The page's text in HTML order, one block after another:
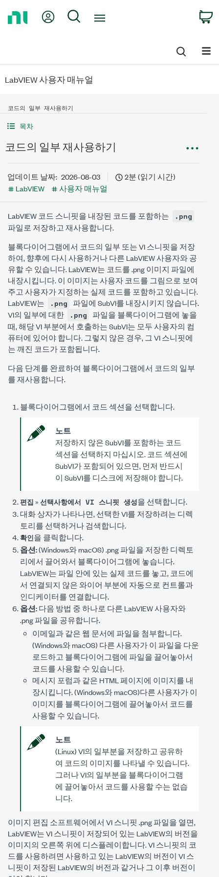
My Account
Search
LabVIEW 사용자 매뉴얼
코드의 일부 재사용하기
목차
코드의 일부 재사용하기
업데이트 날짜: 2026-08-03
2분 (읽기 시간)
LabVIEW
사용자 매뉴얼
LabVIEW 코드 스니핏을 내장된 코드를 포함하는
.png
파일로 저장하고 재사용합니다.
블록다이어그램에서 코드의 일부 또는 VI 스니핏을 저장
하여, 향후에 다시 사용하거나 다른 LabVIEW 사용자와 공
유할 수 있습니다. LabVIEW는 코드를.png이미지 파일에
내장시킵니다. 이 이미지는 사용자 코드를 그림으로 보여
주고 사용자가 지정하는 실제 코드를 포함하고 있습니다.
LabVIEW는
.png
파일에 SubVI를 내장시키지 않습니다.
VI의 일부에 대한
.png
파일을 블록다이어그램에 놓을
때, 해당 VI 부분에서 호출하는 SubVI는 모두 사용자의 컴
퓨터에 있어야 합니다. 그렇지 않은 경우, 그 VI 스니핏에
는 깨진 코드가 포함됩니다.
다음 단계를 완료하여 블록다이어그램에서 코드의 일부
를 재사용합니다.
블록다이어그램에서 코드 섹션을 선택합니다.
노트
저장하지 않은 SubVI를 포함하는 코드
섹션을 선택하지 마십시오. 코드 섹션에
SubVI가 포함되어 있으면, 먼저 반드시
이 SubVI를 디스크에 저장해야 합니다.
편집»선택사항에서 VI 스니핏 생성을 선택합니다.
대화 상자가 나타나면, 선택한 VI를 저장하려는 디렉
토리를 선택하거나 검색합니다.
확인을 클릭합니다.
옵션:(Windows와 macOS).png파일을 저장한 디렉토
리에서 끌어와서 블록다이어그램에 놓습니다.
LabVIEW는 파일 안에 있는 실제 코드를 놓고, 코드에
서 연결되지 않은 와이어 부분에 자동으로 컨트롤과
인디케이터를 연결합니다.
옵션:다음 방법 중 하나로 다른 LabVIEW 사용자와
.png파일을 공유합니다.
이메일과 같은 웹 문서에 파일을 첨부합니다.
(Windows와 macOS) 다른 사용자가 이 파일을 다운
로드하고 블록다이어그램에 파일을 끌어놓아서
코드를 사용할 수 있습니다.
메시지 포럼과 같은 HTML 페이지에 이미지를 내
장시킵니다. (Windows와 macOS)다른 사용자가 이
이미지를 블록다이어그램에 끌어놓아서 코드를
사용할 수 있습니다.
노트
(Linux) VI의 일부분을 저장하고 공유하
여 코드의 이미지를 나타낼 수 있습니다.
그러나 VI의 일부분을 블록다이어그램
에 끌어놓아서 코드를 사용할 수는 없습
니다.
이미지 편집 소프트웨어에서 VI 스니핏 .png파일을 열면,
LabVIEW는 VI 스니핏이 저장되어 있는 LabVIEW의 버전을
이미지의 오른쪽 위에 디스플레이합니다. VI 스니핏의 코
드를 사용하려면 사용하고 있는 LabVIEW의 버전이 VI 스
니핏이 저장된 LabVIEW의 버전과 같거나 그 이후 버전이